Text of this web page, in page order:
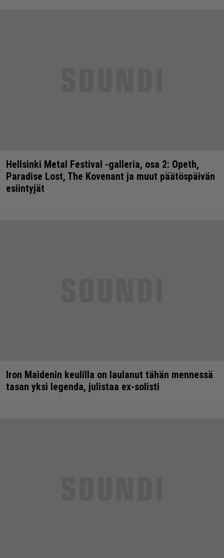
Hellsinki Metal Festival -galleria, osa 2: Opeth,
Paradise Lost, The Kovenant ja muut päätöspäivän
esiintyjät
Iron Maidenin keulilla on laulanut tähän mennessä
tasan yksi legenda, julistaa ex-solisti